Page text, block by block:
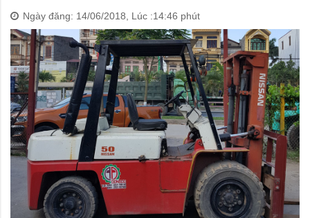
Ngày đăng: 14/06/2018, Lúc :14:46 phút